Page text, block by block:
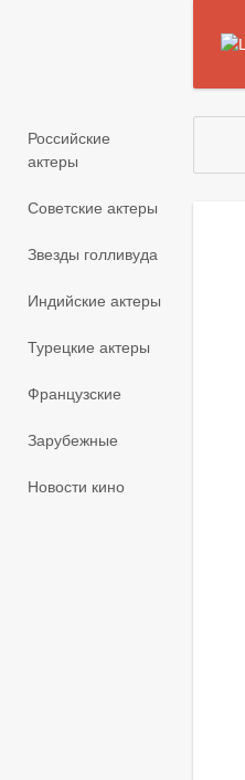
Российские
актеры
Советские актеры
Звезды голливуда
Индийские актеры
Турецкие актеры
Французские
Зарубежные
Новости кино